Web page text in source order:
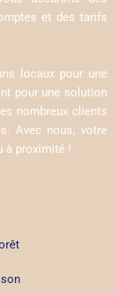
et des tarifs
locaux pour une
pour une solution
nombreux clients
Avec nous, votre
à proximité !